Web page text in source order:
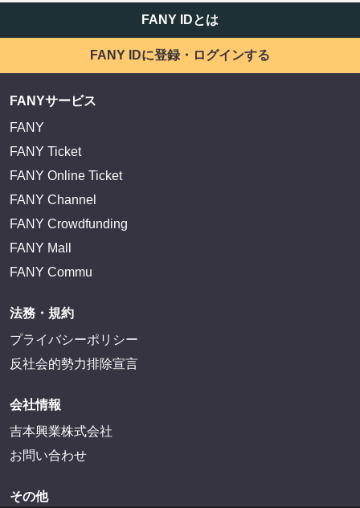
FANY IDとは
FANY IDに登録・ログインする
FANYサービス
FANY
FANY Ticket
FANY Online Ticket
FANY Channel
FANY Crowdfunding
FANY Mall
FANY Commu
法務・規約
プライバシーポリシー
反社会的勢力排除宣言
会社情報
吉本興業株式会社
お問い合わせ
その他